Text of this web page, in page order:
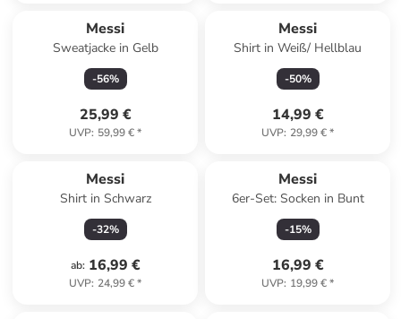
Messi
Sweatjacke in Gelb
-56%
25,99 €
UVP: 59,99 €*
Messi
Shirt in Weiß/ Hellblau
-50%
14,99 €
UVP: 29,99 €*
Messi
Shirt in Schwarz
-32%
ab: 16,99 €
UVP: 24,99 €*
Messi
6er-Set: Socken in Bunt
-15%
16,99 €
UVP: 19,99 €*